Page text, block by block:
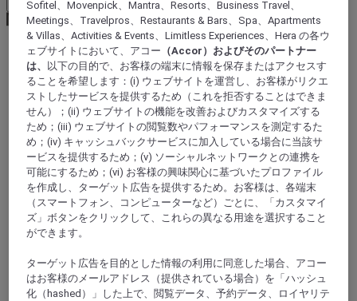
World
Europe
France
Ile-de-France
VAL-D'OISE
Goussainville
Sofitel、Movenpick、Mantra、Resorts、Business Travel、
Meetings、Travelpros、Restaurants & Bars、Spa、Apartments
& Villas、Activities & Events、Limitless Experiences、Hera の各ウ
ェブサイトにおいて、アコー （Accor）およびそのパートナー
は、
以下の目的で、お客様の端末に情報を保存またはアクセスす
ることを希望します：(i) ウェブサイトを運営し、お客様がリクエ
ストしたサービスを提供するため（これを拒否することはできま
せん）；(ii) ウェブサイトの機能を改善およびカスタマイズする
ため；(iii) ウェブサイトの閲覧数やパフォーマンスを測定するた
め；(iv) キャッシュバックサービスに加入している場合に当該サ
ービスを提供するため；(v) ソーシャルネットワークとの連携を
可能にするため；(vi) お客様の興味関心に基づいたプロファイル
を作成し、ターゲット広告を提供するため。お客様は、各端末
（スマートフォン、コンピューターなど）ごとに、「カスタマイ
ズ」ボタンをクリックして、これらの異なる用途を選択すること
ができます。
ターゲット広告を目的とした情報の利用に同意した場合、アコー
はお客様のメールアドレス（提供されている場合）を「ハッシュ
化（hashed）」した上で、閲覧データ、予約データ、ロイヤリテ